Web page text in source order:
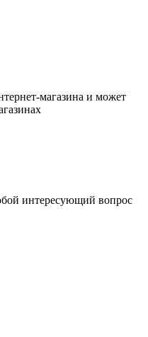
магазина и может
интересующий вопрос